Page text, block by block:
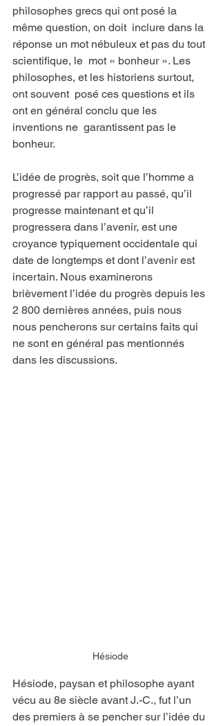
philosophes grecs qui ont posé la
même question, on doit  inclure dans la
réponse un mot nébuleux et pas du tout
scientifique, le  mot « bonheur ». Les
philosophes, et les historiens surtout,
ont souvent  posé ces questions et ils
ont en général conclu que les
inventions ne  garantissent pas le
bonheur.
L’idée de progrès, soit que l’homme a
progressé par rapport au passé, qu’il
progresse maintenant et qu’il
progressera dans l’avenir, est une
croyance typiquement occidentale qui
date de longtemps et dont l’avenir est
incertain. Nous examinerons
brièvement l’idée du progrès depuis les
2 800 dernières années, puis nous
nous pencherons sur certains faits qui
ne sont en général pas mentionnés
dans les discussions.
Hésiode
Hésiode, paysan et philosophe ayant
vécu au 8e siècle avant J.-C., fut l’un
des premiers à se pencher sur l’idée du